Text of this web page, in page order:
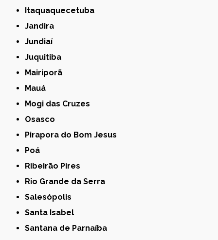
Itaquaquecetuba
Jandira
Jundiaí
Juquitiba
Mairiporã
Mauá
Mogi das Cruzes
Osasco
Pirapora do Bom Jesus
Poá
Ribeirão Pires
Rio Grande da Serra
Salesópolis
Santa Isabel
Santana de Parnaíba